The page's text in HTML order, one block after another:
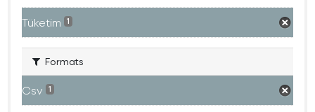
Tüketim 1
Formats
Csv 1